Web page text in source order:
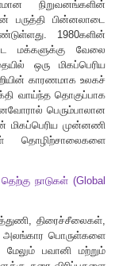
பருத்தி
ஆலைகளில்
மிகப் பெரிய